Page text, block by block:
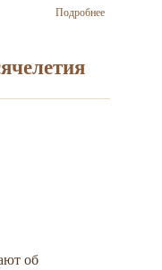
Подробнеео Cооружение
об